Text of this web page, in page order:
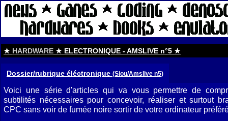
★ HARDWARE ★ ELECTRONIQUE - AMSLIVE n°5 ★
Dossier/rubrique éléctronique (Siou/Amslive n5)
Voici une série d'articles qui va vous permettre de
subtilités nécessaires pour concevoir, réaliser et surtout
CPC sans voir de fumée noire sortir de votre ordinateur